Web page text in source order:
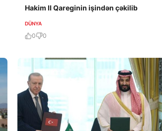
Hakim II Qareginin işindən çəkilib
DÜNYA
0 0